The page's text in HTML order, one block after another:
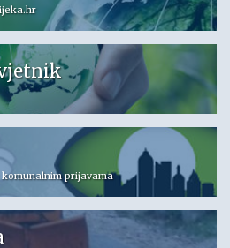
prijavama